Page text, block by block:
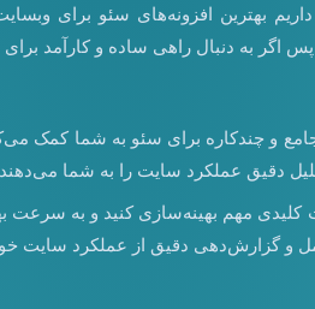
بهترین افزونه‌های سئو برای
به دنبال راهی ساده و کارآمد برای
و چندکاره برای سئو به شما کمک
دقیق عملکرد سایت را به شما
کلیدی مهم بهینه‌سازی کنید و به
و گزارش‌دهی دقیق از عملکرد سایت